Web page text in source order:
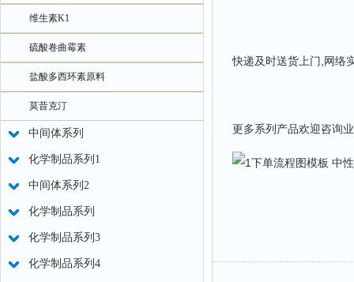
维生素K1
硫酸卷曲霉素
盐酸多西环素原料
莫昔克汀
中间体系列
化学制品系列1
中间体系列2
化学制品系列
化学制品系列3
化学制品系列4
快递及时送货上门,网络
更多系列产品欢迎咨询